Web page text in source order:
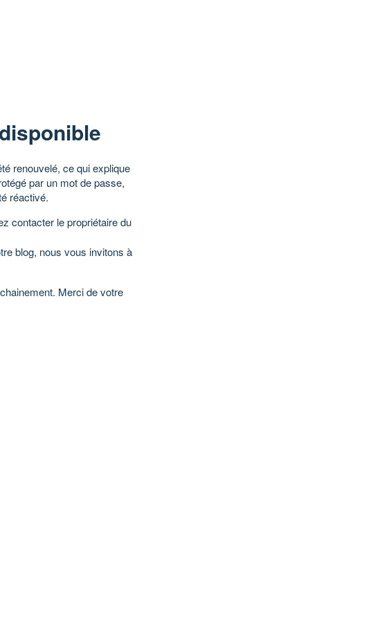
renouvelé, ce qui explique
par un mot de passe,
réactivé.
contacter le propriétaire du
blog, nous vous invitons à
Merci de votre